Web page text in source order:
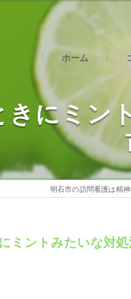
ホーム
明
きにミ
明石市の訪問看護は精
ミントみたいな対